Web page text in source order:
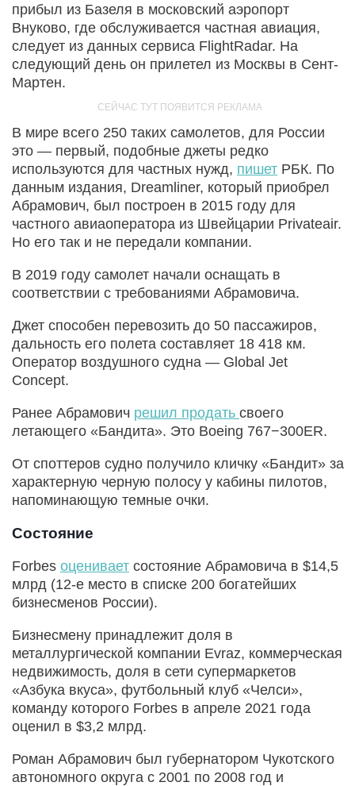
прибыл из Базеля в московский аэропорт
Внуково, где обслуживается частная авиация,
следует из данных сервиса FlightRadar. На
следующий день он прилетел из Москвы в Сент-
Мартен.
В мире всего 250 таких самолетов, для России
это — первый, подобные джеты редко
используются для частных нужд, пишет РБК. По
данным издания, Dreamliner, который приобрел
Абрамович, был построен в 2015 году для
частного авиаоператора из Швейцарии Privateair.
Но его так и не передали компании.
В 2019 году самолет начали оснащать в
соответствии с требованиями Абрамовича.
Джет способен перевозить до 50 пассажиров,
дальность его полета составляет 18 418 км.
Оператор воздушного судна — Global Jet
Concept.
Ранее Абрамович решил продать своего
летающего «Бандита». Это Boeing 767−300ER.
От споттеров судно получило кличку «Бандит» за
характерную черную полосу у кабины пилотов,
напоминающую темные очки.
Состояние
Forbes оценивает состояние Абрамовича в $14,5
млрд (12-е место в списке 200 богатейших
бизнесменов России).
Бизнесмену принадлежит доля в
металлургической компании Evraz, коммерческая
недвижимость, доля в сети супермаркетов
«Азбука вкуса», футбольный клуб «Челси»,
команду которого Forbes в апреле 2021 года
оценил в $3,2 млрд.
Роман Абрамович был губернатором Чукотского
автономного округа с 2001 по 2008 год и